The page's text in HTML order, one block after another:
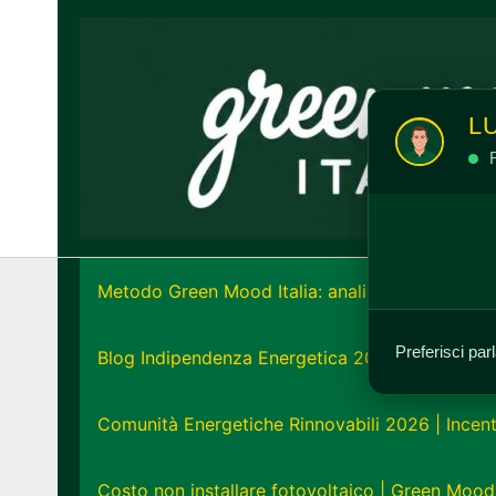
Preferisci
Metodo Green Mood Italia: analisi e strategia
Blog Indipendenza Energetica 2026: Unisciti
Comunità Energetiche Rinnovabili 2026 |
Costo non installare fotovoltaico | Green